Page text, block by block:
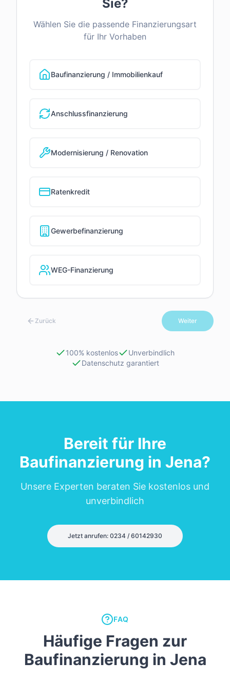
Sie?
Wählen Sie die passende Finanzierungsart
für Ihr Vorhaben
Baufinanzierung / Immobilienkauf
Anschlussfinanzierung
Modernisierung / Renovation
Ratenkredit
Gewerbefinanzierung
WEG-Finanzierung
Zurück Weiter
100% kostenlos
Unverbindlich
Datenschutz garantiert
Bereit für Ihre
Baufinanzierung in Jena?
Unsere Experten beraten Sie kostenlos und
unverbindlich
Jetzt anrufen: 0234 / 60142930
FAQ
Häufige Fragen zur
Baufinanzierung in Jena